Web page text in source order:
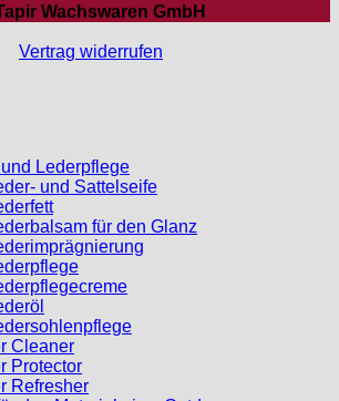
Wachswaren GmbH
Vertrag widerrufen
Lederpflege
und Sattelseife
für den Glanz
Cleaner
Protector
Refresher